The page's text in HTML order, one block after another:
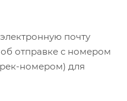
почту
отправке с номером
номером) для